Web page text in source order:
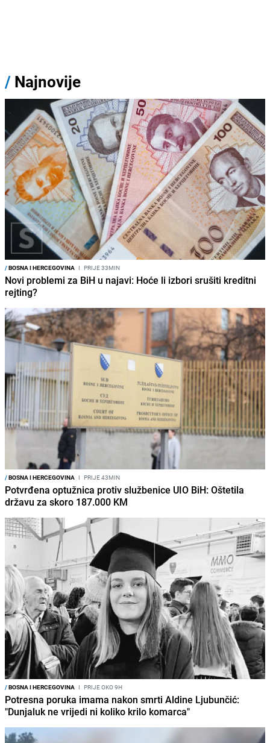
/ Najnovije
/BOSNA I HERCEGOVINA I PRIJE 33MIN
Novi problemi za BiH u najavi: Hoće li izbori srušiti kreditni
rejting?
/BOSNA I HERCEGOVINA I PRIJE 43MIN
Potvrđena optužnica protiv službenice UIO BiH: Oštetila
državu za skoro 187.000 KM
/BOSNA I HERCEGOVINA I PRIJE OKO 9H
Potresna poruka imama nakon smrti Aldine Ljubunčić:
"Dunjaluk ne vrijedi ni koliko krilo komarca"